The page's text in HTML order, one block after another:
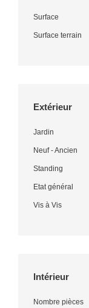
Surface
Surface terrain
Extérieur
Jardin
Neuf - Ancien
Standing
Etat général
Vis à Vis
Intérieur
Nombre pièces